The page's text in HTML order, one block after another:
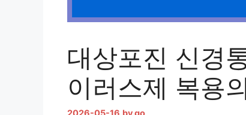
대상포진 신경
이러스제 복용